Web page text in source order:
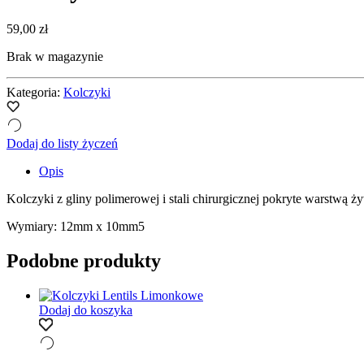
59,00 zł
Brak w magazynie
Kategoria: Kolczyki
Dodaj do listy życzeń
Opis
Kolczyki z gliny polimerowej i stali chirurgicznej pokryte warstwą
Wymiary: 12mm x 10mm5
Podobne produkty
Dodaj do koszyka